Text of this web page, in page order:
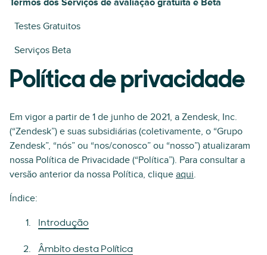
Termos dos Serviços de avaliação gratuita e Beta
Testes Gratuitos
Serviços Beta
Política de privacidade
Em vigor a partir de 1 de junho de 2021, a Zendesk, Inc.
(“Zendesk”) e suas subsidiárias (coletivamente, o “Grupo
Zendesk”, “nós” ou “nos/conosco” ou “nosso”) atualizaram
nossa Política de Privacidade (“Política”). Para consultar a
versão anterior da nossa Política, clique aqui.
Índice:
Introdução
Âmbito desta Política